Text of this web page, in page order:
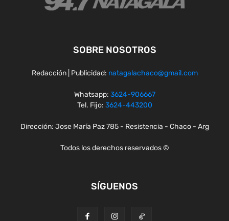
SOBRE NOSOTROS
Redacción | Publicidad: natagalachaco@gmail.com
Whatsapp: 3624-906667
Tel. Fijo: 3624-443200
Dirección: Jose María Paz 785 - Resistencia - Chaco - Arg
Todos los derechos reservados ©
SÍGUENOS